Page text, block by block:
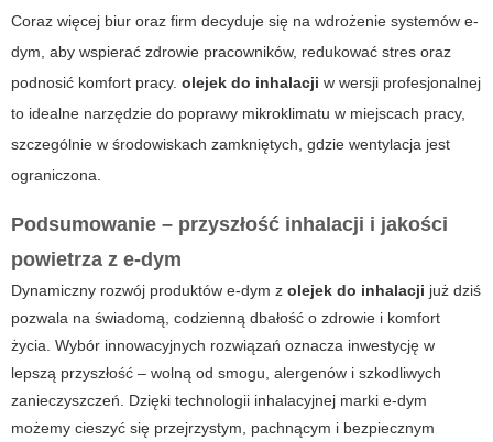
Coraz więcej biur oraz firm decyduje się na wdrożenie systemów e-
dym, aby wspierać zdrowie pracowników, redukować stres oraz
podnosić komfort pracy. olejek do inhalacji w wersji profesjonalnej
to idealne narzędzie do poprawy mikroklimatu w miejscach pracy,
szczególnie w środowiskach zamkniętych, gdzie wentylacja jest
ograniczona.
Podsumowanie – przyszłość inhalacji i jakości
powietrza z e-dym
Dynamiczny rozwój produktów e-dym z olejek do inhalacji już dziś
pozwala na świadomą, codzienną dbałość o zdrowie i komfort
życia. Wybór innowacyjnych rozwiązań oznacza inwestycję w
lepszą przyszłość – wolną od smogu, alergenów i szkodliwych
zanieczyszczeń. Dzięki technologii inhalacyjnej marki e-dym
możemy cieszyć się przejrzystym, pachnącym i bezpiecznym